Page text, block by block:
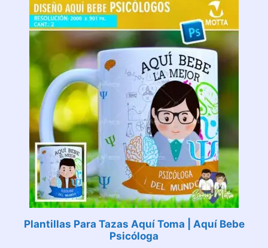
Plantillas Para Tazas Aquí Toma | Aquí Bebe
Psicóloga